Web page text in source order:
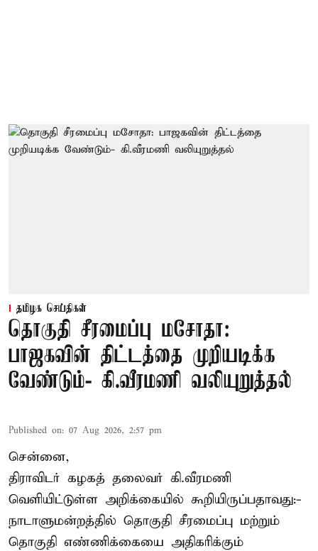
தமிழக செய்திகள்
தொகுதி சீரமைப்பு மசோதா:
பாஜகவின் திட்டத்தை முறியடிக்க
வேண்டும்- கி.வீரமணி வலியுறுத்தல்
Published on: 07 Aug 2026, 2:57 pm
சென்னை,
திராவிடர் கழகத் தலைவர் கி.வீரமணி
வெளியிட்டுள்ள அறிக்கையில் கூறியிருப்பதாவது:-
நாடாளுமன்றத்தில் தொகுதி சீரமைப்பு மற்றும்
தொகுதி எண்ணிக்கையை அதிகரிக்கும்